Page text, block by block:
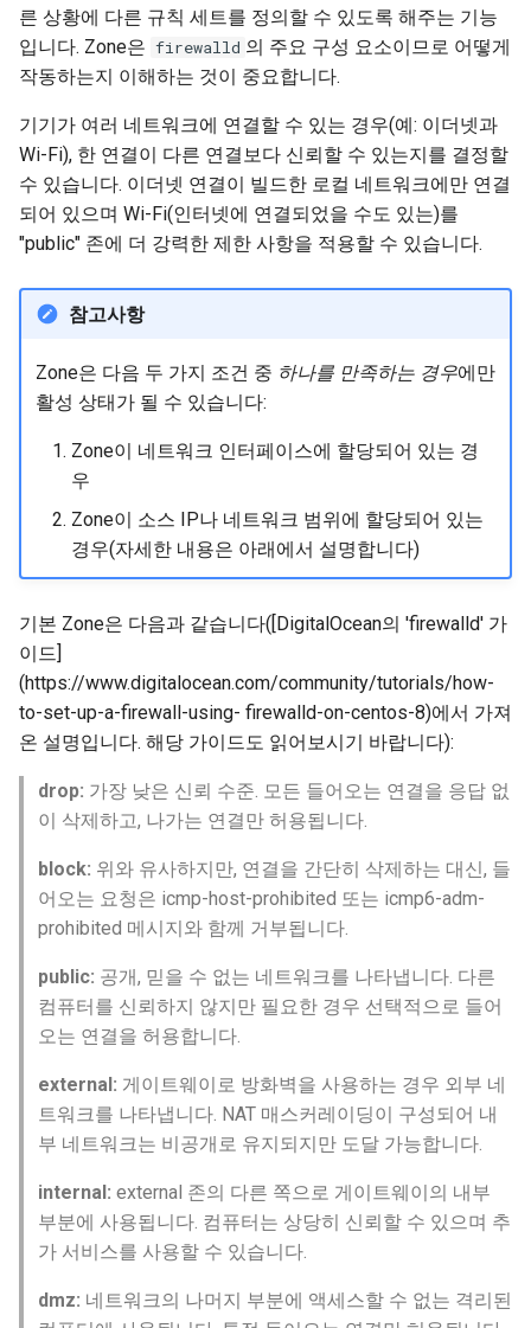
른 상황에 다른 규칙 세트를 정의할 수 있도록 해주는 기능
입니다. Zone은 firewalld 의 주요 구성 요소이므로 어떻게
작동하는지 이해하는 것이 중요합니다.
기기가 여러 네트워크에 연결할 수 있는 경우(예: 이더넷과
Wi-Fi), 한 연결이 다른 연결보다 신뢰할 수 있는지를 결정할
수 있습니다. 이더넷 연결이 빌드한 로컬 네트워크에만 연결
되어 있으며 Wi-Fi(인터넷에 연결되었을 수도 있는)를
"public" 존에 더 강력한 제한 사항을 적용할 수 있습니다.
참고사항
Zone은 다음 두 가지 조건 중 하나를 만족하는 경우에만
활성 상태가 될 수 있습니다:
Zone이 네트워크 인터페이스에 할당되어 있는 경
우
Zone이 소스 IP나 네트워크 범위에 할당되어 있는
경우(자세한 내용은 아래에서 설명합니다)
기본 Zone은 다음과 같습니다([DigitalOcean의 'firewalld' 가
이드]
(https://www.digitalocean.com/community/tutorials/how-
to-set-up-a-firewall-using- firewalld-on-centos-8)에서 가져
온 설명입니다. 해당 가이드도 읽어보시기 바랍니다):
drop: 가장 낮은 신뢰 수준. 모든 들어오는 연결을 응답 없
이 삭제하고, 나가는 연결만 허용됩니다.
block: 위와 유사하지만, 연결을 간단히 삭제하는 대신, 들
어오는 요청은 icmp-host-prohibited 또는 icmp6-adm-
prohibited 메시지와 함께 거부됩니다.
public: 공개, 믿을 수 없는 네트워크를 나타냅니다. 다른
컴퓨터를 신뢰하지 않지만 필요한 경우 선택적으로 들어
오는 연결을 허용합니다.
external: 게이트웨이로 방화벽을 사용하는 경우 외부 네
트워크를 나타냅니다. NAT 매스커레이딩이 구성되어 내
부 네트워크는 비공개로 유지되지만 도달 가능합니다.
internal: external 존의 다른 쪽으로 게이트웨이의 내부
부분에 사용됩니다. 컴퓨터는 상당히 신뢰할 수 있으며 추
가 서비스를 사용할 수 있습니다.
dmz: 네트워크의 나머지 부분에 액세스할 수 없는 격리된